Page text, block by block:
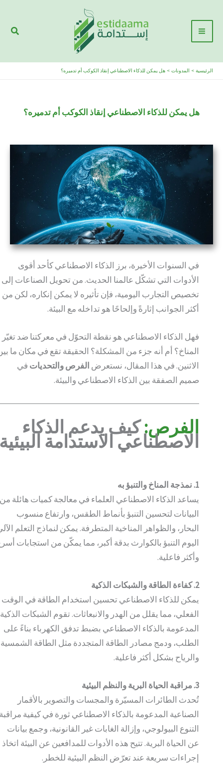
Menu
البحث
الرئيسية المدونات هل يمكن للذكاء الاصطناعي إنقاذ الكوكب أم تدميره؟
هل يمكن للذكاء الاصطناعي إنقاذ الكوكب أم تدميره؟
في السنوات الأخيرة، برز الذكاء الاصطناعي كأحد أقوى
الأدوات التي تشكّل عالمنا الحديث. من تحويل الصناعات إلى
تخصيص التجارب اليومية، فإن تأثيره لا يمكن إنكاره، لكن من
أكثر الجوانب إثارةً وإلحاحًا هو تداخله مع البيئة.
فهل الذكاء الاصطناعي هو نقطة التحوّل في معركتنا ضد تغيّر
المناخ؟ أم أنه جزء من المشكلة؟ الحقيقة تقع في مكان ما بين
الاثنين. في هذا المقال، نستعرضالفرص والتحدياتفي
صميم الصفقة بين الذكاء الاصطناعي والبيئة.
الفرص:كيف يدعم الذكاء
الاصطناعي الاستدامة البيئية
1. نمذجة المناخ والتنبؤ به
يساعد الذكاء الاصطناعي العلماء في معالجة كميات هائلة من
البيانات لتحسين التنبؤ بأنماط الطقس، وارتفاع منسوب
البحار، والظواهر المناخية المتطرفة. يمكن لنماذج التعلم الآلي
اليوم التنبؤ بالكوارث بدقة أكبر، مما يمكّن من استجابات أسرع
وأكثر فاعلية.
2. كفاءة الطاقة والشبكات الذكية
يمكن للذكاء الاصطناعي تحسين استخدام الطاقة في الوقت
الفعلي، مما يقلل من الهدر والانبعاثات. تقوم الشبكات الذكية
المدعومة بالذكاء الاصطناعي بضبط تدفق الكهرباء بناءً على
الطلب، ودمج مصادر الطاقة المتجددة مثل الطاقة الشمسية
والرياح بشكل أكثر فاعلية.
3. مراقبة الحياة البرية والنظم البيئية
تُحدث الطائرات المسيّرة والمجسات والتصوير بالأقمار
الصناعية المدعومة بالذكاء الاصطناعي ثورة في كيفية مراقبة
التنوع البيولوجي، وإزالة الغابات غير القانونية، وجمع بيانات
عن الحياة البرية. تتيح هذه الأدوات للمدافعين عن البيئة اتخاذ
إجراءات سريعة عند تعرّض النظم البيئية للخطر.